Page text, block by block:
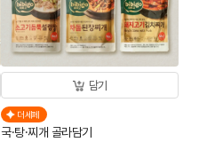
담기
더세페
국·탕·찌개 골라담기